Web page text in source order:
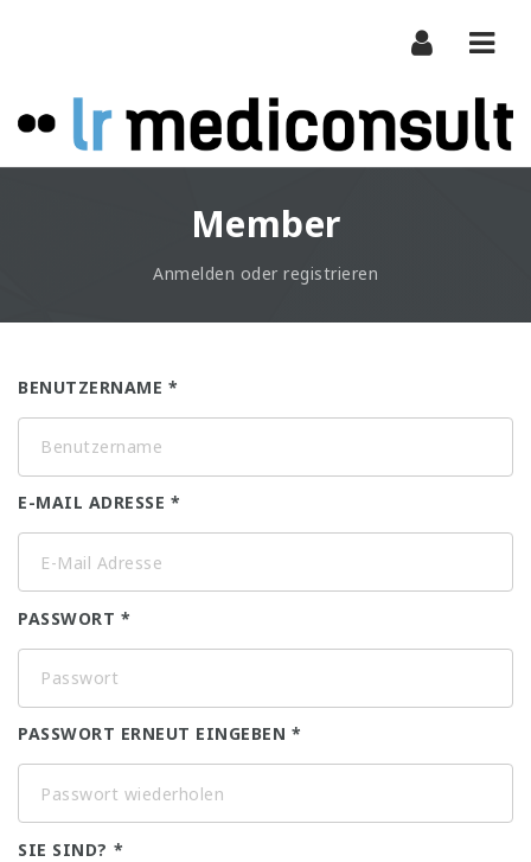
Member
Anmelden oder registrieren
BENUTZERNAME
E-MAIL ADRESSE
PASSWORT
PASSWORT ERNEUT EINGEBEN
SIE SIND?